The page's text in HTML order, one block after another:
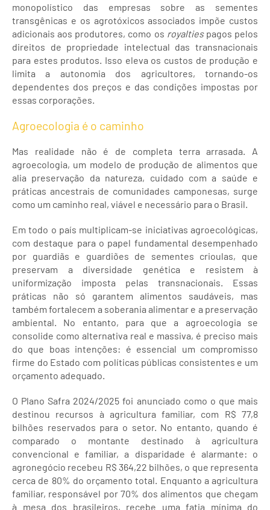
monopolístico das empresas sobre as sementes
transgênicas e os agrotóxicos associados impõe custos
adicionais aos produtores, como os royaltiespagos pelos
direitos de propriedade intelectual das transnacionais
para estes produtos. Isso eleva os custos de produção e
limita a autonomia dos agricultores, tornando-os
dependentes dos preços e das condições impostas por
essas corporações.
Agroecologia é o caminho
Mas realidade não é de completa terra arrasada. A
agroecologia, um modelo de produção de alimentos que
alia preservação da natureza, cuidado com a saúde e
práticas ancestrais de comunidades camponesas, surge
como um caminho real, viável e necessário para o Brasil.
Em todo o país multiplicam-se iniciativas agroecológicas,
com destaque para o papel fundamental desempenhado
por guardiãs e guardiões de sementes crioulas, que
preservam a diversidade genética e resistem à
uniformização imposta pelas transnacionais. Essas
práticas não só garantem alimentos saudáveis, mas
também fortalecem a soberania alimentar e a preservação
ambiental. No entanto, para que a agroecologia se
consolide como alternativa real e massiva, é preciso mais
do que boas intenções: é essencial um compromisso
firme do Estado com políticas públicas consistentes e um
orçamento adequado.
O Plano Safra 2024/2025 foi anunciado como o que mais
destinou recursos à agricultura familiar, com R$ 77,8
bilhões reservados para o setor. No entanto, quando é
comparado o montante destinado à agricultura
convencional e familiar, a disparidade é alarmante: o
agronegócio recebeu R$ 364,22 bilhões, o que representa
cerca de 80% do orçamento total. Enquanto a agricultura
familiar, responsável por 70% dos alimentos que chegam
à mesa dos brasileiros, recebe uma fatia mínima do